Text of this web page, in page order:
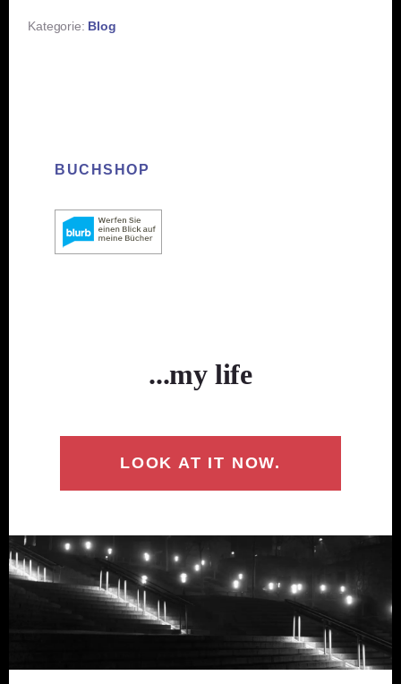
Kategorie: Blog
BUCHSHOP
...my life
LOOK AT IT NOW.